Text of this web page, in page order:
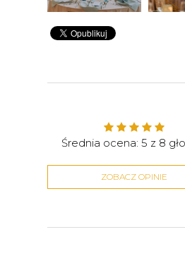
Średnia ocena: 5 z 8
ZOBACZ OPINIE